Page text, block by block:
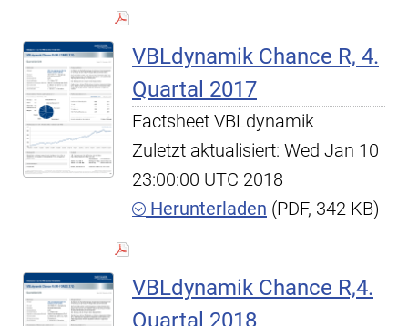
VBLdynamik Chance R, 4.
Quartal 2017
Factsheet VBLdynamik
Zuletzt aktualisiert: Wed Jan 10
23:00:00 UTC 2018
Herunterladen (PDF, 342 KB)
VBLdynamik Chance R,4.
Quartal 2018